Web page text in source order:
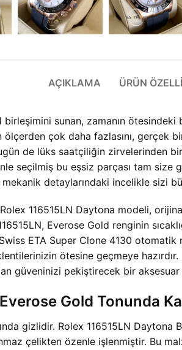
AÇIKLAMA ÜRÜN
birleşimini sunan, zamanın
çok daha fazlasını, gerçek
de lüks saatçiliğin zirvelerinden
seçilmiş bu eşsiz parçası tam
detaylarındaki incelikle sizi
116515LN Daytona modeli,
Everose Gold renginin
ETA Super Clone 4130
ötesine geçmeye
güveninizi pekiştirecek bir
Gold Tonunda
gizlidir. Rolex 116515LN
çelikten özenle işlenmiştir. Bu